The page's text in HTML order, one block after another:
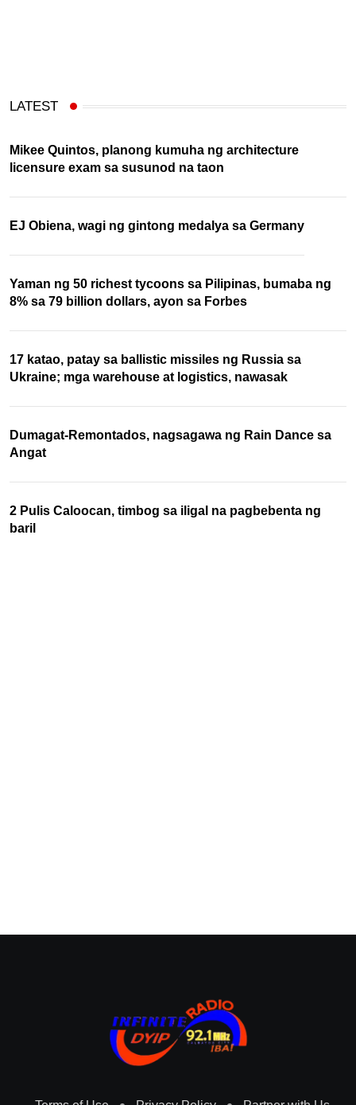
LATEST
Mikee Quintos, planong kumuha ng architecture
licensure exam sa susunod na taon
EJ Obiena, wagi ng gintong medalya sa Germany
Yaman ng 50 richest tycoons sa Pilipinas, bumaba ng
8% sa 79 billion dollars, ayon sa Forbes
17 katao, patay sa ballistic missiles ng Russia sa
Ukraine; mga warehouse at logistics, nawasak
Dumagat-Remontados, nagsagawa ng Rain Dance sa
Angat
2 Pulis Caloocan, timbog sa iligal na pagbebenta ng
baril